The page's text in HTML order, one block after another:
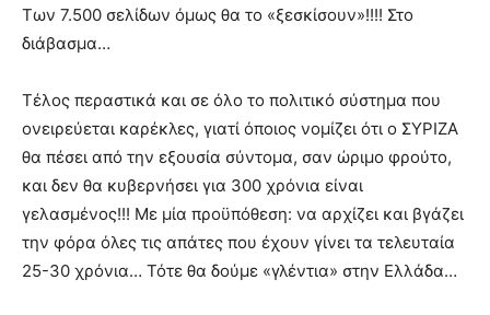
Των 7.500 σελίδων όμως θα το «ξεσκίσουν»!!!! Στο
διάβασμα…
Τέλος περαστικά και σε όλο το πολιτικό σύστημα που
ονειρεύεται καρέκλες, γιατί όποιος νομίζει ότι ο ΣΥΡΙΖΑ
θα πέσει από την εξουσία σύντομα, σαν ώριμο φρούτο,
και δεν θα κυβερνήσει για 300 χρόνια είναι
γελασμένος!!! Με μία προϋπόθεση: να αρχίζει και βγάζει
την φόρα όλες τις απάτες που έχουν γίνει τα τελευταία
25-30 χρόνια… Τότε θα δούμε «γλέντια» στην Ελλάδα…